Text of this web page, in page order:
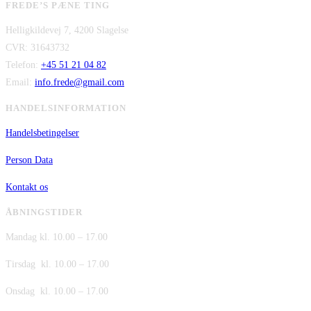
var:
er:
FREDE’S PÆNE TING
Helligkildevej 7, 4200 Slagelse
CVR: 31643732
Telefon: +45 51 21 04 82
Email: info.frede@gmail.com
HANDELSINFORMATION
Handelsbetingelser
Person Data
Kontakt os
ÅBNINGSTIDER
Mandag kl. 10.00 – 17.00
Tirsdag kl. 10.00 – 17.00
Onsdag kl. 10.00 – 17.00